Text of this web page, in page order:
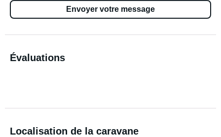
Envoyer votre message
Évaluations
Localisation de la caravane